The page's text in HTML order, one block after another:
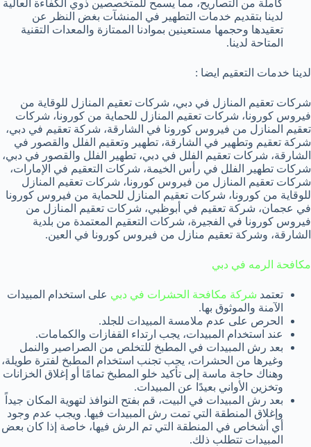
كاملة من التصاريح، مما يسمح للمتخصصين ذوي الكفاءة العالية
لدينا بتقديم خدمات التطهير في المنشآت بغض النظر عن
تعقيدها وحجمها مستعينين بموادنا الممتازة والمعدات التقنية
المتاحة لدينا.
لدينا خدمات التعقيم ايضا :
شركات تعقيم المنازل في دبي، شركات تعقيم المنازل للوقاية من
فيروس كورونا، شركات تعقيم المنازل للحماية من كورونا، شركات
تعقيم المنازل من فيروس كورونا في الشارقة، شركة تعقيم في دبي،
شركة تعقيم وتطهير في الشارقة، تطهير وتعقيم الفلل والقصور في
الشارقة، شركات تعقيم الفلل في دبي، تطهير الفلل والقصور في دبي،
شركات تطهير الفلل في رأس الخيمة، شركات التعقيم في الإمارات،
شركات تعقيم المنازل من فيروس كورونا، شركات تعقيم المنازل
للوقاية من كورونا، شركات تعقيم المنازل للحماية من فيروس كورونا
في عجمان، شركة تعقيم في أبوظبي، شركات تعقيم المنازل من
فيروس كورونا في الفجيرة، شركات التعقيم المعتمدة من بلدية
الشارقة، وشركة تعقيم منازل من فيروس كورونا في العين.
مكافحة الرمه في دبي
تعتمد شركة مكافحة الحشرات في دبي على استخدام المبيدات
الآمنة والموثوق بها.
الحرص على عدم ملامسة المبيدات للجلد.
عند استخدام المبيدات، يجب ارتداء القفازات والكمامات.
بعد رش المبيدات في المطبخ للتخلص من الصراصير والنمل
وغيرها من الحشرات، يجب تجنب استخدام المطبخ لفترة طويلة،
وهناك حاجة ماسة إلى تأكيد خلو المطبخ تمامًا أو إغلاق الخزانات
وتخزين الأواني بعيدًا عن المبيدات.
بعد رش المبيدات في البيت، قم بفتح النوافذ لتهوية المكان جيداً
وإغلاق المنطقة التي تمت رش المبيدات فيها. ويجب عدم وجود
أي أشخاص في المنطقة التي تم الرش فيها، خاصة إذا كان بعض
المبيدات تتطلب ذلك.